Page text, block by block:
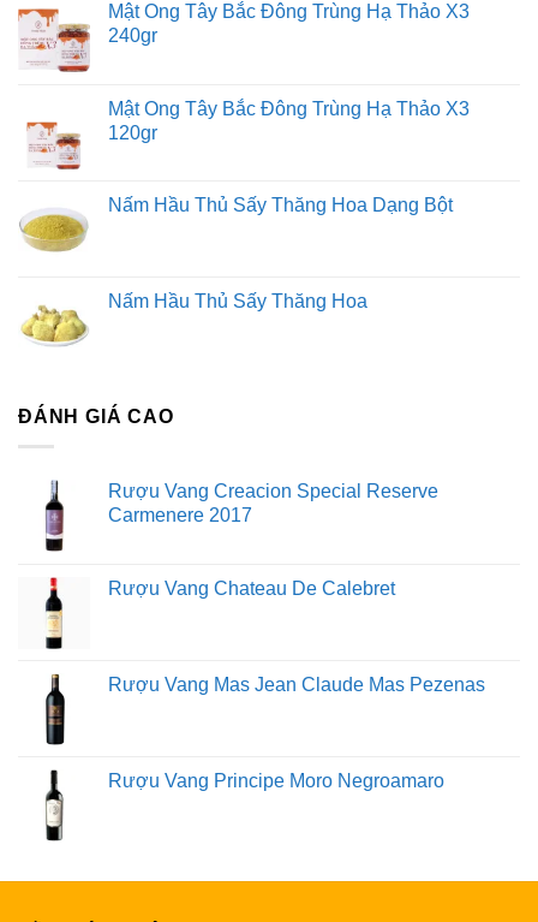
Mật Ong Tây Bắc Đông Trùng Hạ Thảo X3
240gr
Mật Ong Tây Bắc Đông Trùng Hạ Thảo X3
120gr
Nấm Hầu Thủ Sấy Thăng Hoa Dạng Bột
Nấm Hầu Thủ Sấy Thăng Hoa
ĐÁNH GIÁ CAO
Rượu Vang Creacion Special Reserve
Carmenere 2017
Rượu Vang Chateau De Calebret
Rượu Vang Mas Jean Claude Mas Pezenas
Rượu Vang Principe Moro Negroamaro